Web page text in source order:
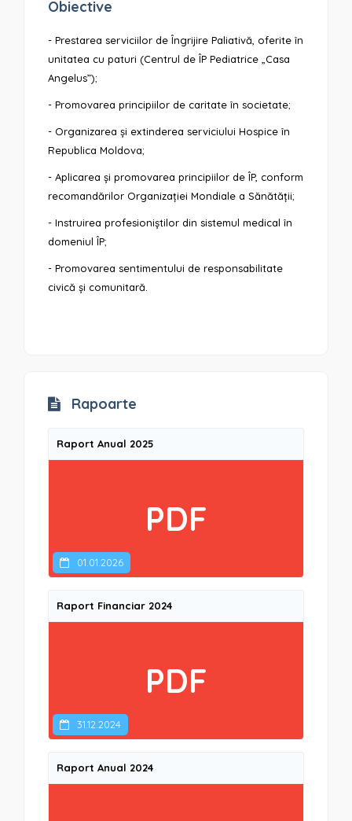
Obiective
- Prestarea serviciilor de Îngrijire Paliativă, oferite în
unitatea cu paturi (Centrul de ÎP Pediatrice „Casa
Angelus”);
- Promovarea principiilor de caritate în societate;
- Organizarea și extinderea serviciului Hospice în
Republica Moldova;
- Aplicarea și promovarea principiilor de ÎP, conform
recomandărilor Organizației Mondiale a Sănătății;
- Instruirea profesioniștilor din sistemul medical în
domeniul ÎP;
- Promovarea sentimentului de responsabilitate
civică și comunitară.
Rapoarte
Raport Anual 2025
PDF
01.01.2026
Raport Financiar 2024
PDF
31.12.2024
Raport Anual 2024